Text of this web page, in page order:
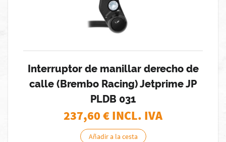
Interruptor de manillar derecho de
calle (Brembo Racing) Jetprime JP
PLDB 031
237,60€ INCL. IVA
Añadir a la cesta